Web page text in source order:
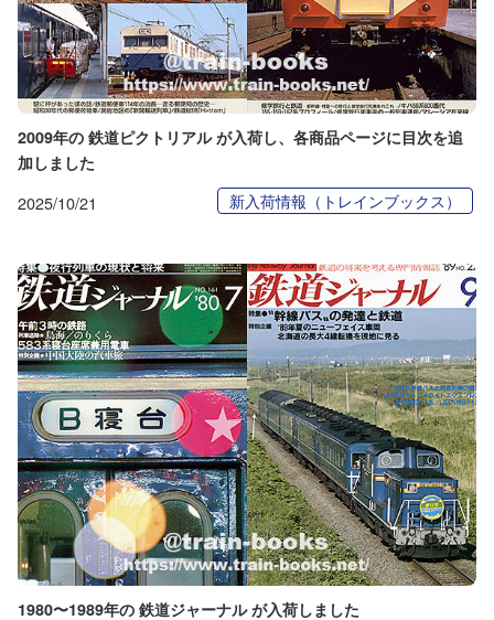
2009年の 鉄道ピクトリアル が入荷し、各商品ページに目次を追
加しました
2025/10/21 新入荷情報（トレインブックス）
1980〜1989年の 鉄道ジャーナル が入荷しました